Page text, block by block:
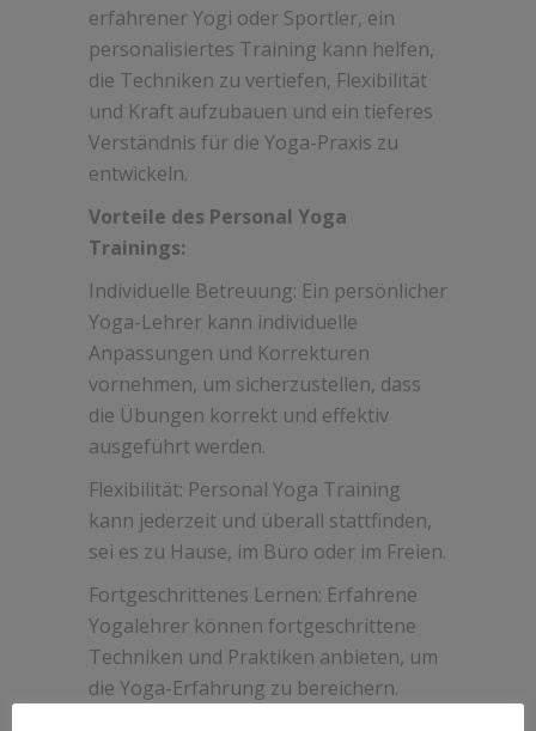
erfahrener Yogi oder Sportler, ein
personalisiertes Training kann helfen,
die Techniken zu vertiefen, Flexibilität
und Kraft aufzubauen und ein tieferes
Verständnis für die Yoga-Praxis zu
entwickeln.
Vorteile des Personal Yoga
Trainings:
Individuelle Betreuung: Ein persönlicher
Yoga-Lehrer kann individuelle
Anpassungen und Korrekturen
vornehmen, um sicherzustellen, dass
die Übungen korrekt und effektiv
ausgeführt werden.
Flexibilität: Personal Yoga Training
kann jederzeit und überall stattfinden,
sei es zu Hause, im Büro oder im Freien.
Fortgeschrittenes Lernen: Erfahrene
Yogalehrer können fortgeschrittene
Techniken und Praktiken anbieten, um
die Yoga-Erfahrung zu bereichern.